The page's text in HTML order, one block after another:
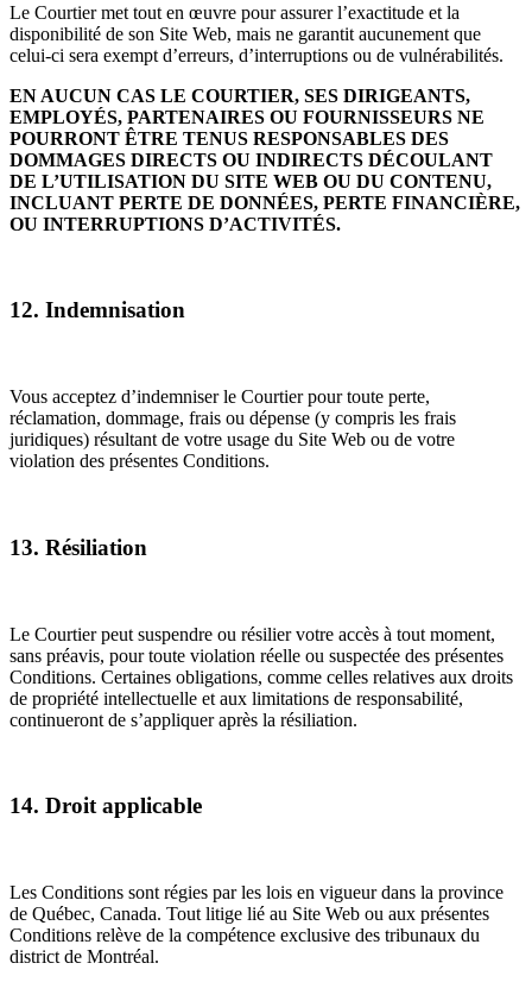
Le Courtier met tout en œuvre pour assurer l’exactitude et la
disponibilité de son Site Web, mais ne garantit aucunement que
celui-ci sera exempt d’erreurs, d’interruptions ou de vulnérabilités.
EN AUCUN CAS LE COURTIER, SES DIRIGEANTS,
EMPLOYÉS, PARTENAIRES OU FOURNISSEURS NE
POURRONT ÊTRE TENUS RESPONSABLES DES
DOMMAGES DIRECTS OU INDIRECTS DÉCOULANT
DE L’UTILISATION DU SITE WEB OU DU CONTENU,
INCLUANT PERTE DE DONNÉES, PERTE FINANCIÈRE,
OU INTERRUPTIONS D’ACTIVITÉS.
12. Indemnisation
Vous acceptez d’indemniser le Courtier pour toute perte,
réclamation, dommage, frais ou dépense (y compris les frais
juridiques) résultant de votre usage du Site Web ou de votre
violation des présentes Conditions.
13. Résiliation
Le Courtier peut suspendre ou résilier votre accès à tout moment,
sans préavis, pour toute violation réelle ou suspectée des présentes
Conditions. Certaines obligations, comme celles relatives aux droits
de propriété intellectuelle et aux limitations de responsabilité,
continueront de s’appliquer après la résiliation.
14. Droit applicable
Les Conditions sont régies par les lois en vigueur dans la province
de Québec, Canada. Tout litige lié au Site Web ou aux présentes
Conditions relève de la compétence exclusive des tribunaux du
district de Montréal.